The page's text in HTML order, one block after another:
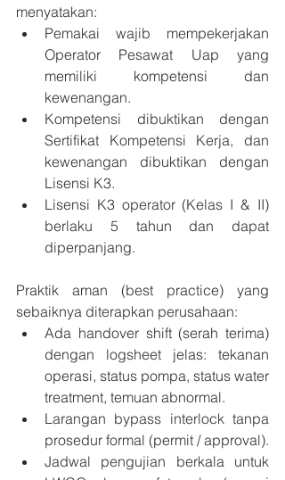
menyatakan:
Pemakai wajib mempekerjakan
Operator Pesawat Uap yang
memiliki kompetensi dan
kewenangan.
Kompetensi dibuktikan dengan
Sertifikat Kompetensi Kerja, dan
kewenangan dibuktikan dengan
Lisensi K3.
Lisensi K3 operator (Kelas I & II)
berlaku 5 tahun dan dapat
diperpanjang.
Praktik aman (best practice) yang
sebaiknya diterapkan perusahaan:
Ada handover shift (serah terima)
dengan logsheet jelas: tekanan
operasi, status pompa, status water
treatment, temuan abnormal.
Larangan bypass interlock tanpa
prosedur formal (permit / approval).
Jadwal pengujian berkala untuk